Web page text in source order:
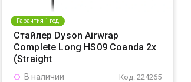
Гарантия 1 год
Стайлер Dyson Airwrap
Complete Long HS09 Coanda 2x
(Straight
Код: 224265
В наличии